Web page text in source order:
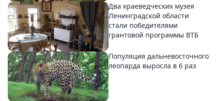
Два краеведческих музея
Ленинградской области
стали победителями
грантовой программы ВТБ
Популяция дальневосточного
леопарда выросла в 6 раз